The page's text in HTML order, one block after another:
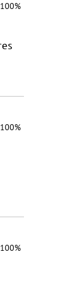
100%
100%
100%